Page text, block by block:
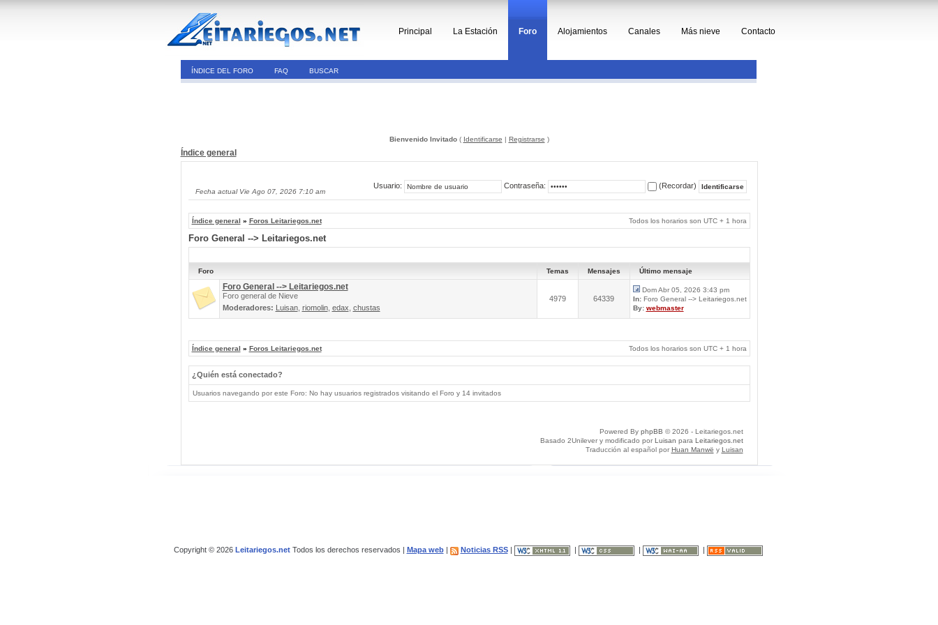
Principal La Estación Foro Alojamientos Canales Más nieve Contacto
ÍNDICE DEL FORO FAQ BUSCAR
Bienvenido Invitado( Identificarse | Registrarse )
Índice general
Fecha actual Vie Ago 07, 2026 7:10 am
Usuario: Contraseña: (Recordar)
Índice general » Foros Leitariegos.net Todos los horarios son UTC + 1 hora
Foro General --> Leitariegos.net
Foro Temas Mensajes Último mensaje
Foro General --> Leitariegos.net
Foro general de Nieve
Moderadores: Luisan, riomolin, edax chustas
4979 64339
Dom Abr 05, 2026 3:43 pm
In:Foro General --> Leitariegos.net
By: webmaster
Índice general » Foros Leitariegos.net Todos los horarios son UTC + 1 hora
¿Quién está conectado?
Usuarios navegando por este Foro: No hay usuarios registrados visitando el Foro y 14 invitados
Powered By phpBB © 2026 - Leitariegos.net
Basado 2Unilever y modificado por Luisan para Leitariegos.net
Traducción al español por Huan Manwë y Luisan
Copyright © 2026 Leitariegos.netTodos los derechos reservados | Mapa web| Noticias RSS|